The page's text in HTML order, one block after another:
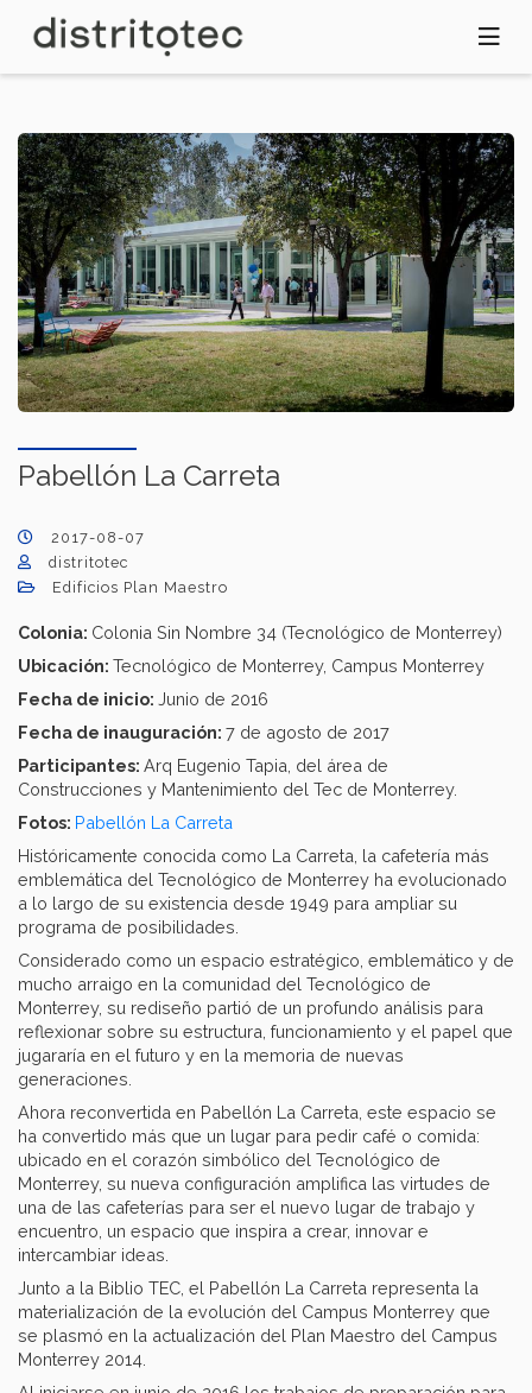
principal
Pabellón La Carreta
2017-08-07
distritotec
Edificios Plan Maestro
Colonia: Colonia Sin Nombre 34 (Tecnológico de Monterrey)
Ubicación: Tecnológico de Monterrey, Campus Monterrey
Fecha de inicio: Junio de 2016
Fecha de inauguración: 7 de agosto de 2017
Participantes: Arq Eugenio Tapia, del área de
Construcciones y Mantenimiento del Tec de Monterrey.
Fotos: Pabellón La Carreta
Históricamente conocida como La Carreta, la cafetería más
emblemática del Tecnológico de Monterrey ha evolucionado
a lo largo de su existencia desde 1949 para ampliar su
programa de posibilidades.
Considerado como un espacio estratégico, emblemático y de
mucho arraigo en la comunidad del Tecnológico de
Monterrey, su rediseño partió de un profundo análisis para
reflexionar sobre su estructura, funcionamiento y el papel que
jugararía en el futuro y en la memoria de nuevas
generaciones.
Ahora reconvertida en Pabellón La Carreta, este espacio se
ha convertido más que un lugar para pedir café o comida:
ubicado en el corazón simbólico del Tecnológico de
Monterrey, su nueva configuración amplifica las virtudes de
una de las cafeterías para ser el nuevo lugar de trabajo y
encuentro, un espacio que inspira a crear, innovar e
intercambiar ideas.
Junto a la Biblio TEC, el Pabellón La Carreta representa la
materialización de la evolución del Campus Monterrey que
se plasmó en la actualización del Plan Maestro del Campus
Monterrey 2014.